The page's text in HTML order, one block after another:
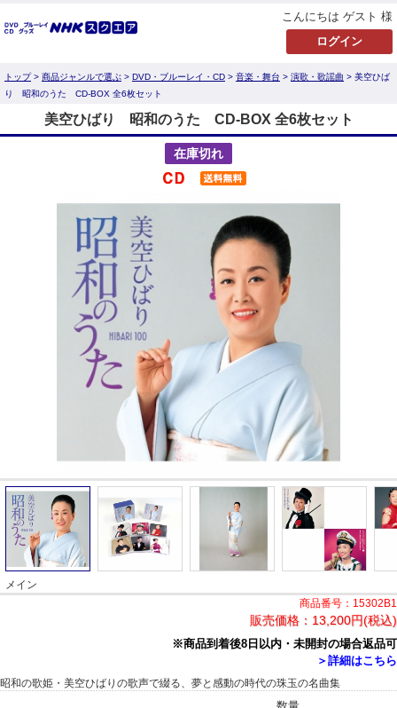
こんにちは ゲスト 様
トップ> 商品ジャンルで選ぶ > DVD・ブルーレイ・CD > 音楽・舞台 > 演歌・歌謡曲 > 美空ひば
り 昭和のうた CD-BOX 全6枚セット
美空ひばり 昭和のうた CD-BOX 全6枚セット
在庫切れ
メイン
商品番号：15302B1
販売価格： 13,200円(税込)
※商品到着後8日以内・未開封の場合返品可
＞詳細はこちら
昭和の歌姫・美空ひばりの歌声で綴る、夢と感動の時代の珠玉の名曲集